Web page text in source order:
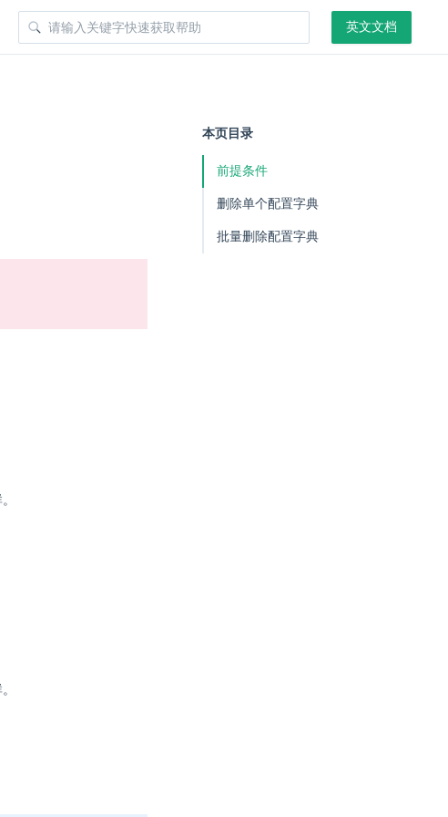
英文文档
本页目录
前提条件
删除单个配置字典
批量删除配置字典